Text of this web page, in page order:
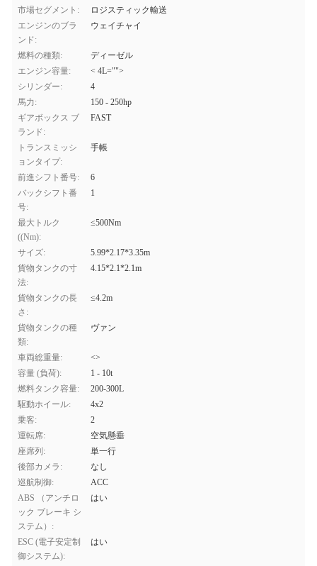
市場セグメント:
ロジスティック輸送
エンジンのブラ
ンド:
ウェイチャイ
燃料の種類:
ディーゼル
エンジン容量:
< 4L="">
シリンダー:
4
馬力:
150 - 250hp
ギアボックス ブ
ランド:
FAST
トランスミッシ
ョンタイプ:
手帳
前進シフト番号:
6
バックシフト番
号:
1
最大トルク
((Nm):
≤500Nm
サイズ:
5.99*2.17*3.35m
貨物タンクの寸
法:
4.15*2.1*2.1m
貨物タンクの長
さ:
≤4.2m
貨物タンクの種
類:
ヴァン
車両総重量:
<>
容量 (負荷):
1 - 10t
燃料タンク容量:
200-300L
駆動ホイール:
4x2
乗客:
2
運転席:
空気懸垂
座席列:
単一行
後部カメラ:
なし
巡航制御:
ACC
ABS （アンチロ
ック ブレーキ シ
ステム）:
はい
ESC (電子安定制
御システム):
はい